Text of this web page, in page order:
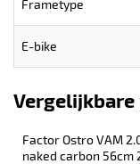
Frametype
E-bike
Factor Ostro VAM
naked carbon 56cm